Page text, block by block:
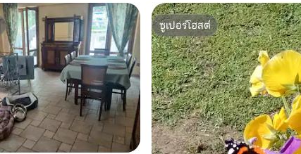
ซูเปอร์โฮสต์
ซูเปอร์โฮสต์